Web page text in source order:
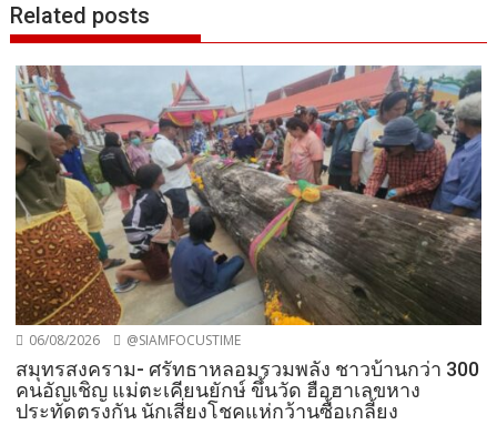
Related posts
06/08/2026 @SIAMFOCUSTIME
สมุทรสงคราม- ศรัทธาหลอมรวมพลัง ชาวบ้านกว่า 300
คนอัญเชิญ แม่ตะเคียนยักษ์ ขึ้นวัด ฮือฮาเลขหาง
ประทัดตรงกัน นักเสี่ยงโชคแห่กว้านซื้อเกลี้ยง